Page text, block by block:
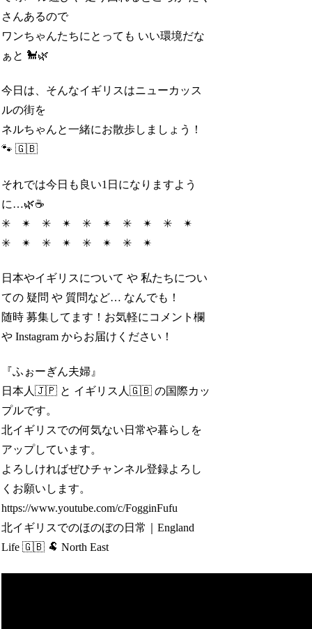
さんあるので
ワンちゃんたちにとっても いい環境だな
ぁと 🐩🌿
今日は、そんなイギリスはニューカッス
ルの街を
ネルちゃんと一緒にお散歩しましょう！
🐾 🇬🇧
それでは今日も良い1日になりますよう
に…🌿☕️
✳︎ ✴︎ ✳︎ ✴︎ ✳︎ ✴︎ ✳︎ ✴︎ ✳︎ ✴︎
✳︎ ✴︎ ✳︎ ✴︎ ✳︎ ✴︎ ✳︎ ✴︎
日本やイギリスについて や 私たちについ
ての 疑問 や 質問など… なんでも！
随時 募集してます！お気軽にコメント欄
や Instagram からお届けください！
『ふぉーぎん夫婦』
日本人🇯🇵 と イギリス人🇬🇧 の国際カッ
プルです。
北イギリスでの何気ない日常や暮らしを
アップしています。
よろしければぜひチャンネル登録よろし
くお願いします。
https://www.youtube.com/c/FogginFufu
北イギリスでのほのぼの日常｜England
Life 🇬🇧 🐏 North East